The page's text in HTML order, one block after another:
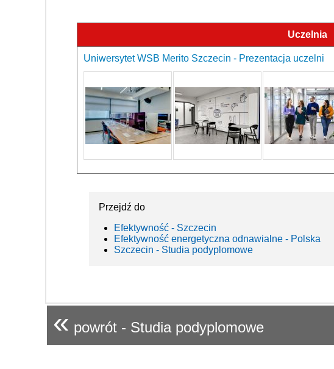
Uczelnia
Uniwersytet WSB Merito Szczecin - Prezentacja uczelni
Przejdź do
Efektywność - Szczecin
Efektywność energetyczna odnawialne - Polska
Szczecin - Studia podyplomowe
« powrót - Studia podyplomowe